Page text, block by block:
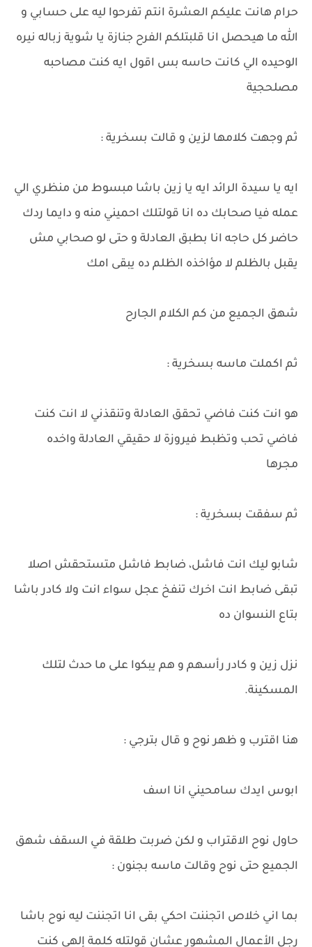
حرام هانت عليكم العشرة انتم تفرحوا ليه على حسابي و
الله ما هيحصل انا قلبتلكم الفرح جنازة يا شوية زباله نيره
الوحيده الي كانت حاسه بس اقول ايه كنت مصاحبه
مصلحجية
ثم وجهت كلامها لزين و قالت بسخرية :
ايه يا سيدة الرائد ايه يا زين باشا مبسوط من منظري الي
عمله فيا صحابك ده انا قولتلك احميني منه و دايما ردك
حاضر كل حاجه انا بطبق العادلة و حتى لو صحابي مش
يقبل بالظلم لا مؤاخذه الظلم ده يبقى امك
شهق الجميع من كم الكلام الجارح
ثم اكملت ماسه بسخرية :
هو انت كنت فاضي تحقق العادلة وتنقذني لا انت كنت
فاضي تحب وتظبط فيروزة لا حقيقي العادلة واخده
مجرها
ثم سفقت بسخرية :
شابو ليك انت فاشل، ضابط فاشل متستحقش اصلا
تبقى ضابط انت اخرك تنفخ عجل سواء انت ولا كادر باشا
بتاع النسوان ده
نزل زين و كادر رأسهم و هم يبكوا على ما حدث لتلك
المسكينة.
هنا اقترب و ظهر نوح و قال بترجي :
ابوس ايدك سامحيني انا اسف
حاول نوح الاقتراب و لكن ضربت طلقة في السقف شهق
الجميع حتى نوح وقالت ماسه بجنون :
بما اني خلاص اتجننت احكي بقى انا اتجننت ليه نوح باشا
رجل الأعمال المشهور عشان قولتله كلمة إلهي كنت